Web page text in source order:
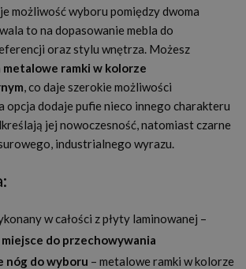
możliwość wyboru pomiędzy dwoma
to na dopasowanie mebla do
oraz stylu wnętrza. Możesz
metalowe ramki w kolorze
, co daje szerokie możliwości
opcja dodaje pufie nieco innego charakteru
jej nowoczesność, natomiast czarne
industrialnego wyrazu.
w całości z płyty laminowanej –
do przechowywania
nóg do wyboru – metalowe ramki w kolorze